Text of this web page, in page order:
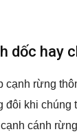
dốc hay
cạnh rừng
đôi khi chúng
cánh